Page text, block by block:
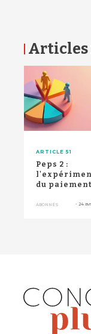
ARTICLE 51
Peps 2 :
du paiement
forfaitaire
ABONNÉS - 24